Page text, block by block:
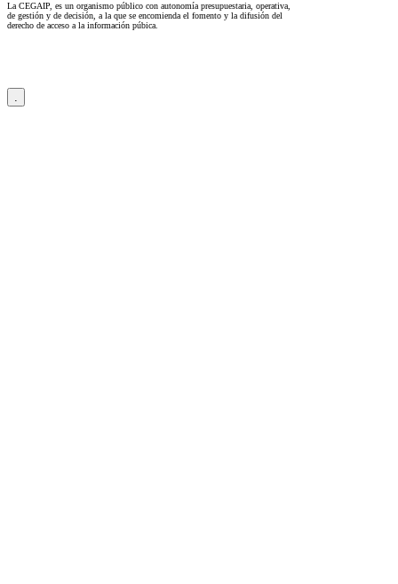
La CEGAIP, es un organismo público con autonomía presupuestaria, operativa,
de gestión y de decisión, a la que se encomienda el fomento y la difusión del
derecho de acceso a la información púbica.